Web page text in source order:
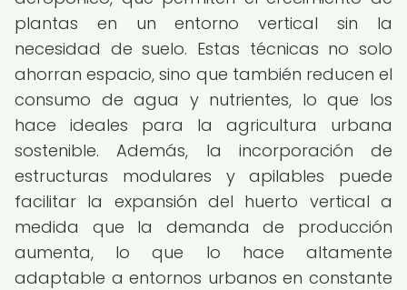
plantas en un entorno vertical sin la
necesidad de suelo. Estas técnicas no solo
ahorran espacio, sino que también reducen el
consumo de agua y nutrientes, lo que los
hace ideales para la agricultura urbana
sostenible. Además, la incorporación de
estructuras modulares y apilables puede
facilitar la expansión del huerto vertical a
medida que la demanda de producción
aumenta, lo que lo hace altamente
adaptable a entornos urbanos en constante